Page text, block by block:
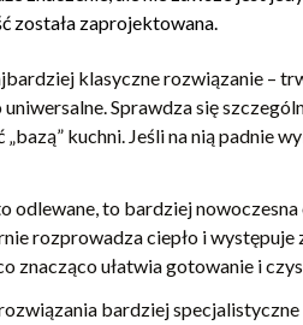
została zaprojektowana.
klasyczne rozwiązanie –
Sprawdza się
„bazą” kuchni. Jeśli na nią padnie
odlewane, to bardziej
rozprowadza ciepło i występuje
znacząco ułatwia gotowanie i
bardziej specjalistyczne